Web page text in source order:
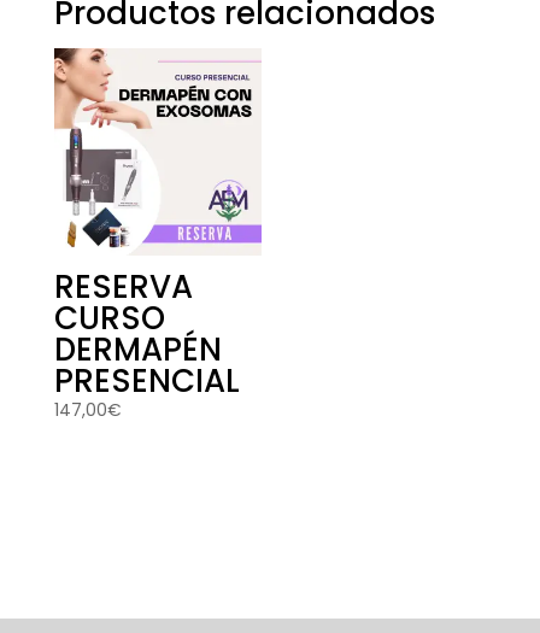
Productos relacionados
RESERVA
CURSO
DERMAPÉN
PRESENCIAL
147,00€